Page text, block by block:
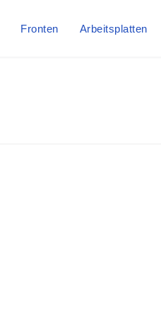
Fronten Arbeitsplatten